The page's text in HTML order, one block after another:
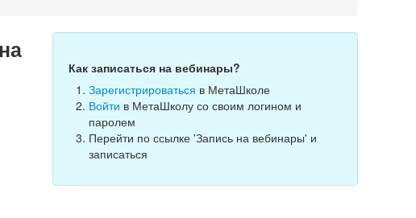
Как записаться на вебинары?
Зарегистрироваться в МетаШколе
Войти в МетаШколу со своим логином и
паролем
Перейти по ссылке 'Запись на вебинары' и
записаться